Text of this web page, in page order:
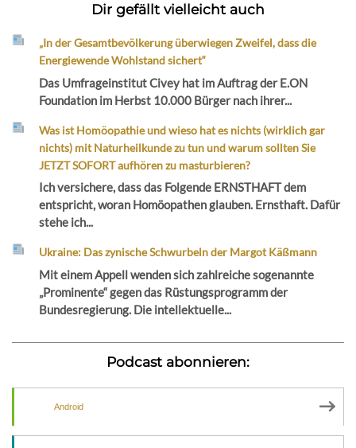
Dir gefällt vielleicht auch
„In der Gesamtbevölkerung überwiegen Zweifel, dass die
Energiewende Wohlstand sichert“
Das Umfrageinstitut Civey hat im Auftrag der E.ON
Foundation im Herbst 10.000 Bürger nach ihrer...
Was ist Homöopathie und wieso hat es nichts (wirklich gar
nichts) mit Naturheilkunde zu tun und warum sollten Sie
JETZT SOFORT aufhören zu masturbieren?
Ich versichere, dass das Folgende ERNSTHAFT dem
entspricht, woran Homöopathen glauben. Ernsthaft. Dafür
stehe ich...
Ukraine: Das zynische Schwurbeln der Margot Käßmann
Mit einem Appell wenden sich zahlreiche sogenannte
„Prominente“ gegen das Rüstungsprogramm der
Bundesregierung. Die intellektuelle...
Podcast abonnieren:
Android